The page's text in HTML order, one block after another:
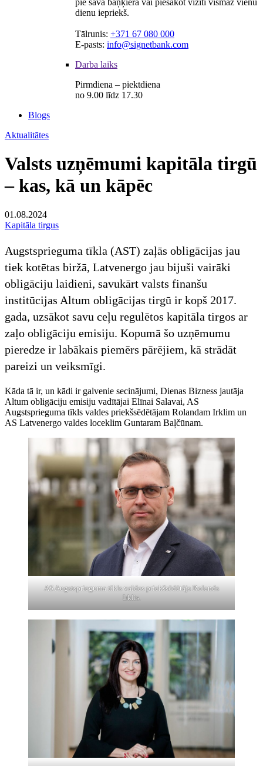
pie sava baņķiera vai piesakot vizīti vismaz vienu
dienu iepriekš.
Tālrunis: +371 67 080 000
E-pasts: info@signetbank.com
Darba laiks
Pirmdiena – piektdiena
no 9.00 līdz 17.30
Blogs
Aktualitātes
Valsts uzņēmumi kapitāla tirgū
– kas, kā un kāpēc
01.08.2024
Kapitāla tirgus
Augstsprieguma tīkla (AST) zaļās obligācijas jau
tiek kotētas biržā, Latvenergo jau bijuši vairāki
obligāciju laidieni, savukārt valsts finanšu
institūcijas Altum obligācijas tirgū ir kopš 2017.
gada, uzsākot savu ceļu regulētos kapitāla tirgos ar
zaļo obligāciju emisiju. Kopumā šo uzņēmumu
pieredze ir labākais piemērs pārējiem, kā strādāt
pareizi un veiksmīgi.
Kāda tā ir, un kādi ir galvenie secinājumi, Dienas Bizness jautāja
Altum obligāciju emisiju vadītājai Elīnai Salavai, AS
Augstsprieguma tīkls valdes priekšsēdētājam Rolandam Irklim un
AS Latvenergo valdes loceklim Guntaram Baļčūnam.
AS Augstsprieguma tīkls valdes priekšsēdētājs Rolands
Irklis.